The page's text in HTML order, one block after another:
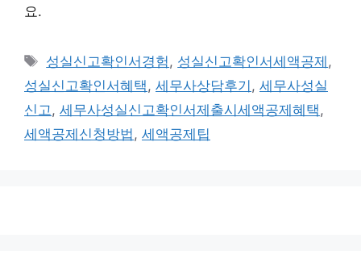
요.
태
그
성실신고확인서경험 , 성실신고확인서세액공제 ,
성실신고확인서혜택 , 세무사상담후기 , 세무사성실
신고 , 세무사성실신고확인서제출시세액공제혜택 ,
세액공제신청방법 , 세액공제팁